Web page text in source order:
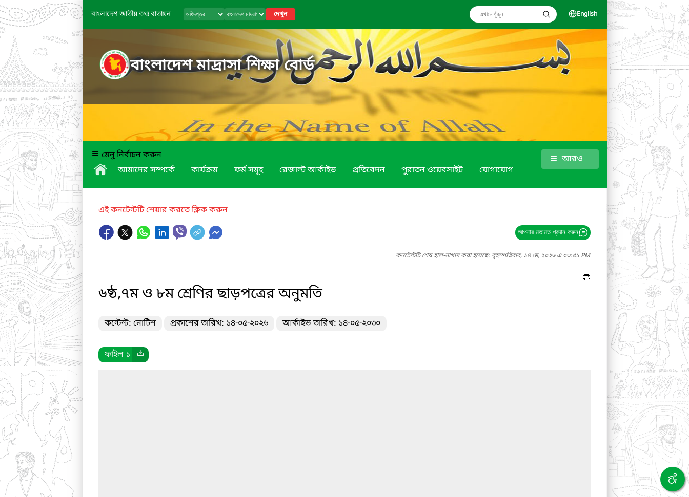
বাংলাদেশ জাতীয় তথ্য বাতায়ন দেখুন English
বাংলাদেশ মাদ্রাসা শিক্ষা বোর্ড
মেনু নির্বাচন করুন
আমাদের সম্পর্কে
কার্যক্রম ফর্ম সমূহ রেজাল্ট আর্কাইভ প্রতিবেদন পুরাতন ওয়েবসাইট যোগাযোগ
আরও
এই কনটেন্টটি শেয়ার করতে ক্লিক করুন
আপনার মতামত প্রদান করুন
কনটেন্টটি শেষ হাল-নাগাদ করা হয়েছে: বৃহস্পতিবার, ১৪ মে, ২০২৬ এ ০৩:৫১ PM
৬ষ্ঠ,৭ম ও ৮ম শ্রেণির ছাড়পত্রের অনুমতি
কন্টেন্ট: নোটিশ প্রকাশের তারিখ: ১৪-০৫-২০২৬ আর্কাইভ তারিখ: ১৪-০৫-২০৩০
ফাইল ১